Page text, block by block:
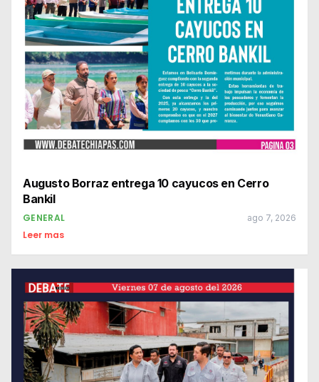
Augusto Borraz entrega 10 cayucos en Cerro
Bankil
GENERAL ago 7, 2026
Leer mas